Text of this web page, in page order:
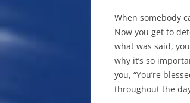
When somebody
Now you get to
what was said,
why it’s so
you, “You’re
throughout the